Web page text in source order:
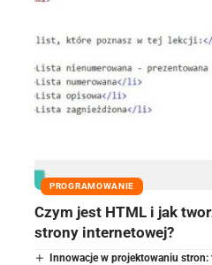
PROGRAMOWANIE
Czym jest HTML i jak
strony internetowej?
Innowacje w projektowaniu stron: